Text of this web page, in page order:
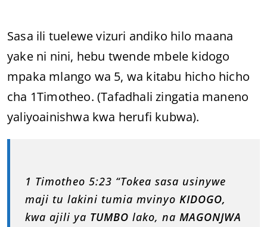
Sasa ili tuelewe vizuri andiko hilo maana
yake ni nini, hebu twende mbele kidogo
mpaka mlango wa 5, wa kitabu hicho hicho
cha 1Timotheo. (Tafadhali zingatia maneno
yaliyoainishwa kwa herufi kubwa).
1 Timotheo 5:23 “Tokea sasa usinywe
maji tu lakini tumia mvinyo KIDOGO,
kwa ajili ya TUMBO lako, na MAGONJWA